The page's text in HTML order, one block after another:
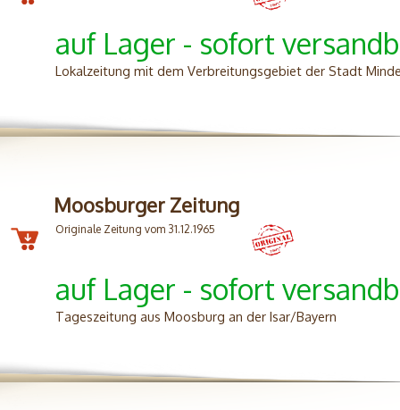
auf Lager - sofort
Lokalzeitung mit dem Verbreitungsgebiet der Stadt
Moosburger Zeitung
Originale Zeitung vom 31.12.1965
auf Lager - sofort
Tageszeitung aus Moosburg an der Isar/Bayern